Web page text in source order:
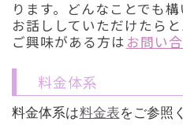
ります。どんなことでも
お話ししていただけたらと
ご興味がある方は お問い
料金体系
料金体系は料金表をご参照